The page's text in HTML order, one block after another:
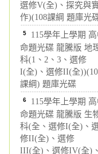
選修V(全)、探究與
作)(108課綱 題庫光
5 115學年上學期 高
命題光碟 龍騰版 地
科(1、2、3、選修
I(全)、選修II(全
課綱) 題庫光碟
6 115學年上學期 高
命題光碟 龍騰版 生
科(全、選修I(全)、
修II(全)、選修
III(全)、選修IV(全)、